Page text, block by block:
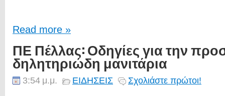
Read more »
ΠΕ Πέλλας: Οδηγίες για την
δηλητηριώδη μανιτάρια
3:54 μ.μ. ΕΙΔΗΣΕΙΣ Σχολιάστε πρώτοι!